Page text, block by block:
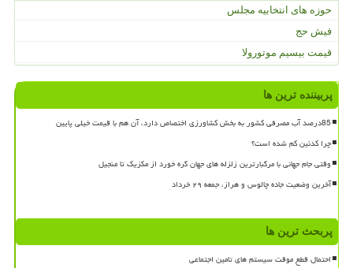
حوزه های انتخابیه مجلس
فیش حج
قیمت بیسیم موتورولا
پربیننده ترین ها
85درصد آب مصرفی کشور به بخش کشاورزی اختصاص دارد، آن هم با قیمت خیلی پایین
چرا کدئین کم شده است؟
وقتی جام جهانی با مرگبارترین زلزله های جهان گره خورد از مکزیک تا منجیل
آخرین وضعیت جاده چالوس و هراز، جمعه ۲۹ خرداد
پربحث ترین ها
احتمال قطع موقت سیستم های تامین اجتماعی